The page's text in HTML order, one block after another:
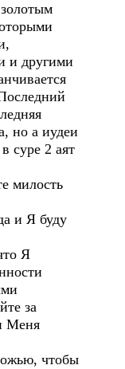
и другими
но а иудеи
суре 2 аят
милость
и Я буду
Я
за
Меня
чтобы